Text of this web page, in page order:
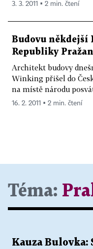
3. 3. 2011 ▪ 2 min. čtení
Budovu někdejší
Republiky
Architekt budovy
Winking přišel do
na místě národu
16. 2. 2011 ▪ 2 min. čtení
Téma:
Kauza Bulovka: